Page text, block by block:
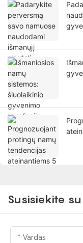
Susisiekite
Vardas